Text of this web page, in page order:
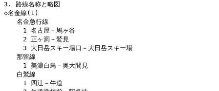
3. 路線名称と略図
◇名金線(1)
名金急行線
1 名古屋－鳩ヶ谷
2 正ヶ洞－鷲見
3 大日岳スキー場口－大日岳スキー場
那留線
1 美濃白鳥－奥大間見
白鷲線
1 四辻－牛道